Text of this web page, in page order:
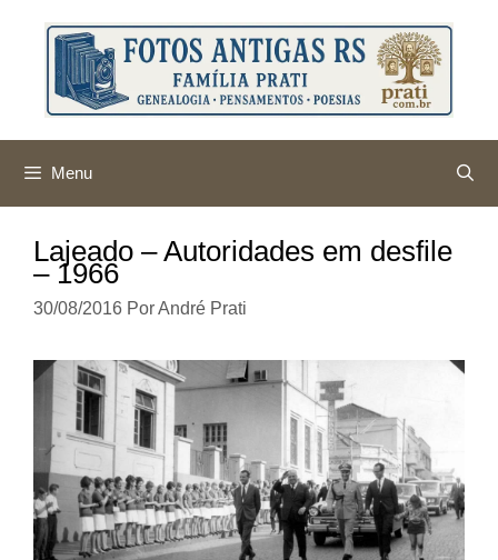
conteúdo
Menu
Lajeado – Autoridades em desfile
– 1966
30/08/2016 PorAndré Prati